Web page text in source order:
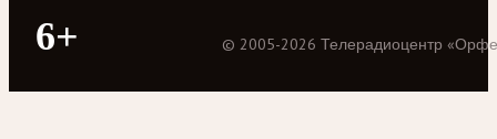
6+ © 2005-2026 Телерадиоцентр